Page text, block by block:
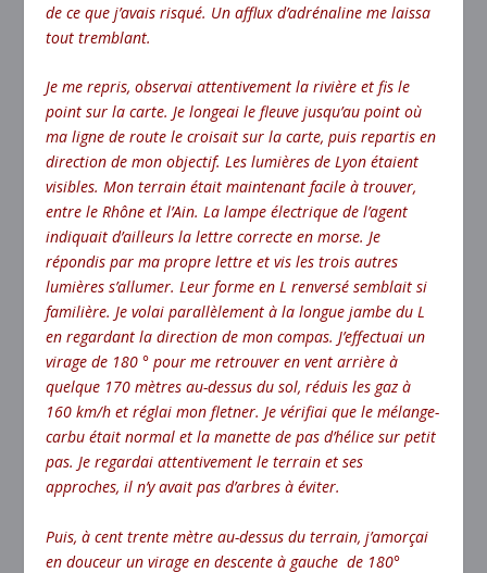
de ce que j’avais risqué. Un afflux d’adrénaline me laissa
tout tremblant.
Je me repris, observai attentivement la rivière et fis le
point sur la carte. Je longeai le fleuve jusqu’au point où
ma ligne de route le croisait sur la carte, puis repartis en
direction de mon objectif. Les lumières de Lyon étaient
visibles. Mon terrain était maintenant facile à trouver,
entre le Rhône et l’Ain. La lampe électrique de l’agent
indiquait d’ailleurs la lettre correcte en morse. Je
répondis par ma propre lettre et vis les trois autres
lumières s’allumer. Leur forme en L renversé semblait si
familière. Je volai parallèlement à la longue jambe du L
en regardant la direction de mon compas. J’effectuai un
virage de 180 ° pour me retrouver en vent arrière à
quelque 170 mètres au-dessus du sol, réduis les gaz à
160 km/h et réglai mon fletner. Je vérifiai que le mélange-
carbu était normal et la manette de pas d’hélice sur petit
pas. Je regardai attentivement le terrain et ses
approches, il n’y avait pas d’arbres à éviter.
Puis, à cent trente mètre au-dessus du terrain, j’amorçai
en douceur un virage en descente à gauche de 180°